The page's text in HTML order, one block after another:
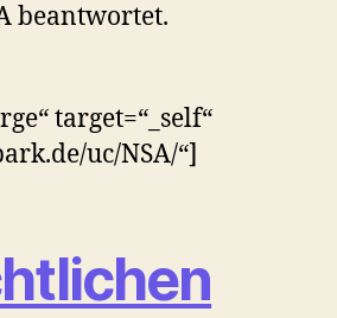
beantwortet.
target=“_self“
uc/NSA/“]